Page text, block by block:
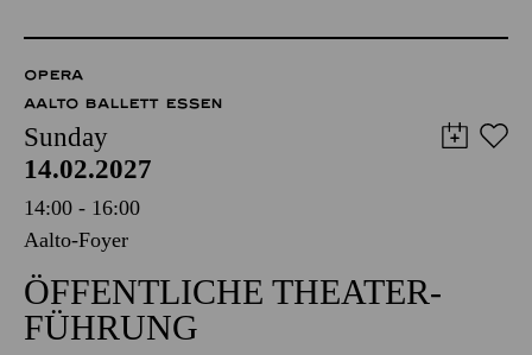
OPERA
AALTO BALLETT ESSEN
Sunday
14.02.2027
14:00 - 16:00
Aalto-Foyer
ÖFFENTLICHE THEATER­
FÜHRUNG